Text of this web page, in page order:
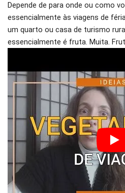
Depende de para onde ou como
essencialmente às viagens de
um quarto ou casa de turismo
essencialmente é fruta. Muita.